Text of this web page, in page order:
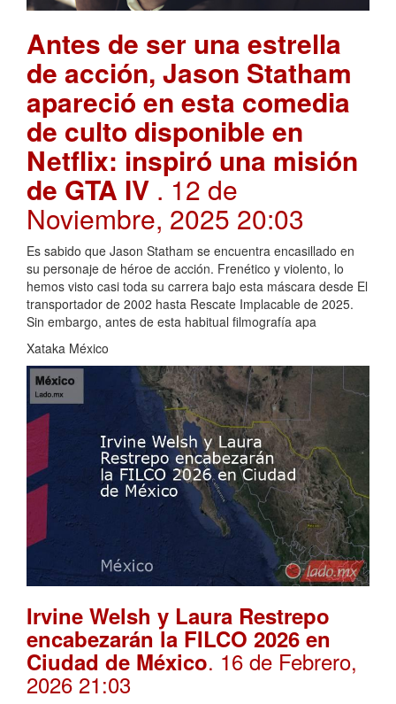
Antes de ser una estrella
de acción, Jason Statham
apareció en esta comedia
de culto disponible en
Netflix: inspiró una misión
de GTA IV . 12 de
Noviembre, 2025 20:03
Es sabido que Jason Statham se encuentra encasillado en
su personaje de héroe de acción. Frenético y violento, lo
hemos visto casi toda su carrera bajo esta máscara desde El
transportador de 2002 hasta Rescate Implacable de 2025.
Sin embargo, antes de esta habitual filmografía apa
Xataka México
Irvine Welsh y Laura Restrepo
encabezarán la FILCO 2026 en
Ciudad de México. 16 de Febrero,
2026 21:03